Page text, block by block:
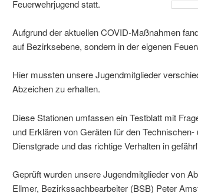
Feuerwehrjugend statt.
Aufgrund der aktuellen COVID-Maßnahmen
auf Bezirksebene, sondern in der eigenen
Hier mussten unsere Jugendmitglieder
Abzeichen zu erhalten.
Diese Stationen umfassen ein Testblatt mit
und Erklären von Geräten für den
Dienstgrade und das richtige Verhalten in
Geprüft wurden unsere Jugendmitglieder von
Ellmer, Bezirkssachbearbeiter (BSB) Peter